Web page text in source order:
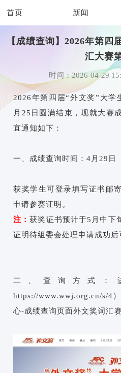
首页 新闻
【成绩查询】2026年第四
汇大赛
时间：2026-04-29
2026年第四届“外文奖”大学
月25日圆满结束，现就大赛
宜通知如下：
一、成绩查询时间：4月29日
获奖学生可登录填写证书邮
申请参赛证明。
注：获奖证书预计于5月中下
证明待组委会处理申请成功后
二、查询方式：
https://www.wwj.org.cn/s/4
心-成绩查询页面外文奖词汇